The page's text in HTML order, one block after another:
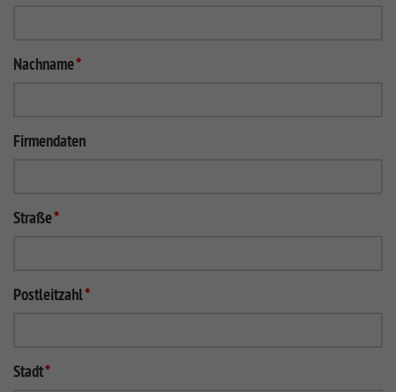
Nachname*
Firmendaten
Straße*
Postleitzahl*
Stadt*